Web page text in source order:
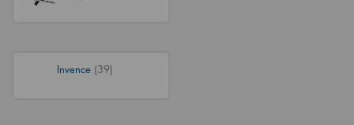
Invence (39)